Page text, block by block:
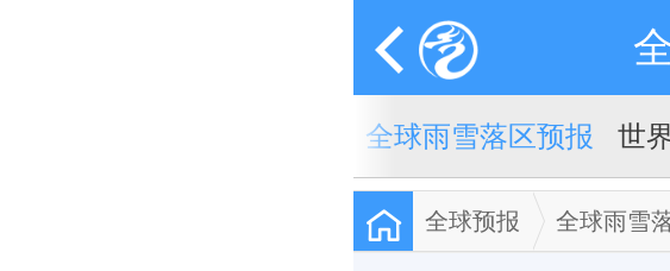
全球雨雪落区预报 世
全球预报 全球雨雪